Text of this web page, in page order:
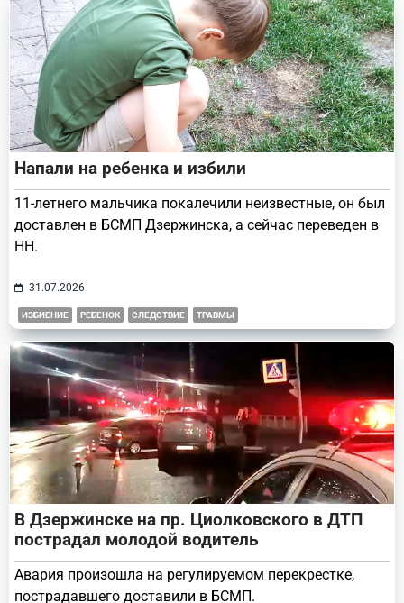
Напали на ребенка и избили
11-летнего мальчика покалечили неизвестные, он был
доставлен в БСМП Дзержинска, а сейчас переведен в
НН.
31.07.2026
ИЗБИЕНИЕ РЕБЕНОК СЛЕДСТВИЕ ТРАВМЫ
В Дзержинске на пр. Циолковского в ДТП
пострадал молодой водитель
Авария произошла на регулируемом перекрестке,
пострадавшего доставили в БСМП.